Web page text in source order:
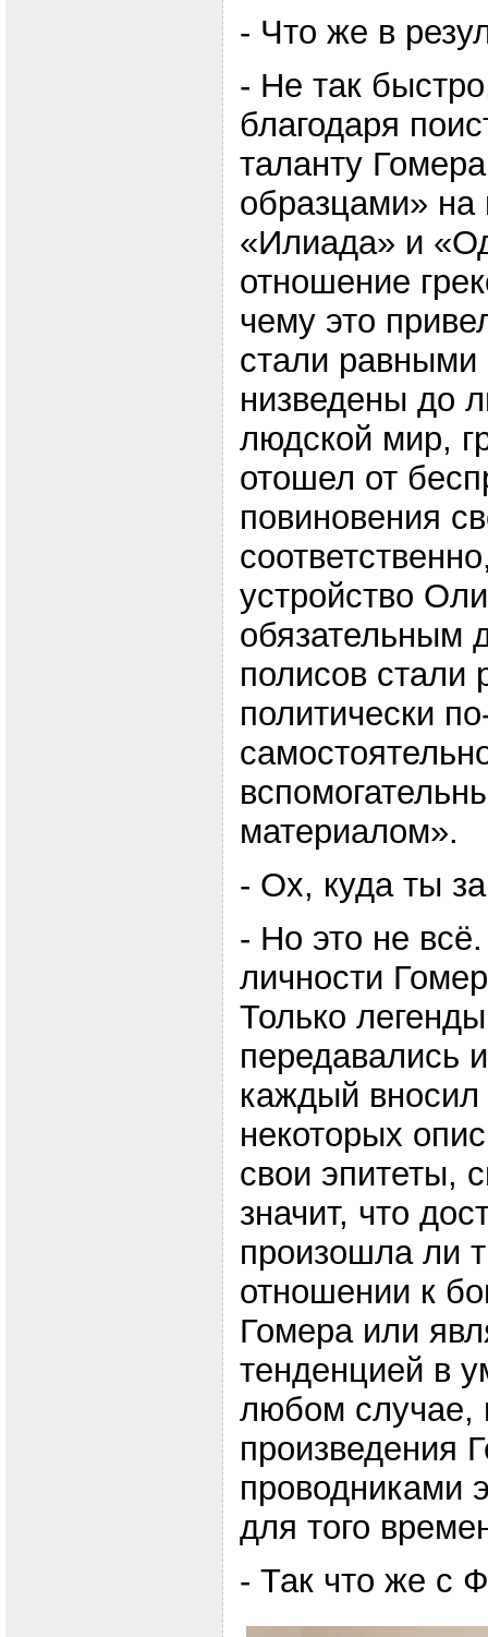
- Что же в
- Не так
благодаря
таланту
образцами» на
«Илиада» и
отношение
чему это
стали равными
низведены до
людской мир,
отошел от
повиновения
устройство
обязательным
полисов стали
политически
материалом».
- Ох, куда ты
- Но это не
личности
Только
передавались
каждый вносил
некоторых
свои эпитеты,
значит, что
произошла ли
отношении к
Гомера или
тенденцией в
любом случае,
произведения
проводниками
для того
- Так что же с